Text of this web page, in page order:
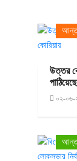
উত্তর
০২-০৬-